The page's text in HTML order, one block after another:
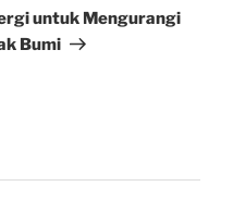
untuk Mengurangi
Bumi